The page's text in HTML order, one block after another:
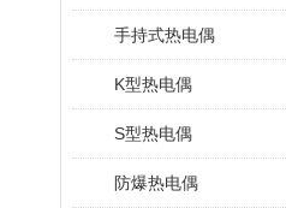
手持式热电偶
K型热电偶
S型热电偶
防爆热电偶